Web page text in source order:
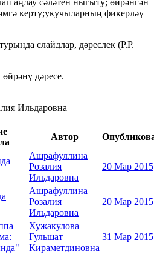
аңлау сәләтен ныгыту; өйрәнгән
кертү;укучыларның фикерләү
слайдлар, дәреслек (Р.Р.
дәресе.
Ильдаровна
Автор
Ашрафуллина
Розалия
Ильдаровна
20 Мар 2015
Ашрафуллина
Розалия
Ильдаровна
20 Мар 2015
Хужакулова
Гульшат
Кираметдиновна
31 Мар 2015